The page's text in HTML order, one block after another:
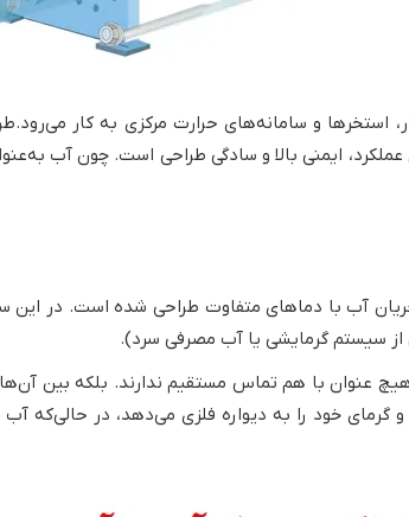
استخرها و سامانه‌های حرارت مرکزی به کار
عملکرد، ایمنی بالا و سادگی طراحی است. چون آب
آب با دماهای متفاوت طراحی شده است. در این
از سیستم گرمایشی یا آب مصرفی سرد).
عنوان با هم تماس مستقیم ندارند. بلکه بین
خود را به دیواره فلزی می‌دهد، در حالی‌که